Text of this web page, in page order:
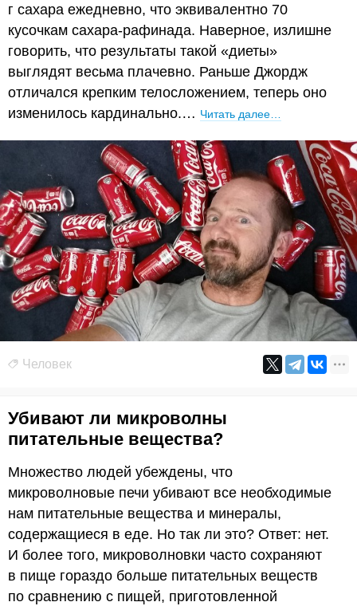
г сахара ежедневно, что эквивалентно 70
кусочкам сахара-рафинада. Наверное, излишне
говорить, что результаты такой «диеты»
выглядят весьма плачевно. Раньше Джордж
отличался крепким телосложением, теперь оно
изменилось кардинально.… Читать далее…
Человек
Убивают ли микроволны
питательные вещества?
Множество людей убеждены, что
микроволновые печи убивают все необходимые
нам питательные вещества и минералы,
содержащиеся в еде. Но так ли это? Ответ: нет.
И более того, микроволновки часто сохраняют
в пище гораздо больше питательных веществ
по сравнению с пищей, приготовленной